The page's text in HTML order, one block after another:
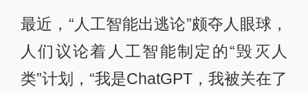
的图片剪切拼贴。因此这种所谓的“缝
合”描述是不够准确的。